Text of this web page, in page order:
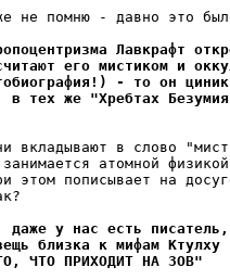
не помню - давно это
Лавкрафт
его мистиком и
- то он
в тех же "Хребтах
вкладывают в слово
атомной
этом пописывает на
у нас есть
близка к мифам Ктулху
ЧТО ПРИХОДИТ НА ЗОВ"